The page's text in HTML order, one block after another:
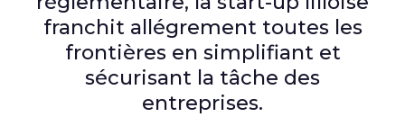
franchit allégrement toutes les
frontières en simplifiant et
sécurisant la tâche des
entreprises.